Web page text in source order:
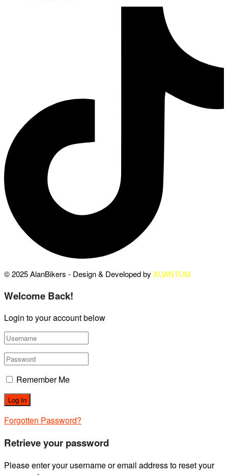
© 2025 AlanBikers - Design & Developed by XUANTUM
Welcome Back!
Login to your account below
Remember Me
Forgotten Password?
Retrieve your password
Please enter your username or email address to reset your